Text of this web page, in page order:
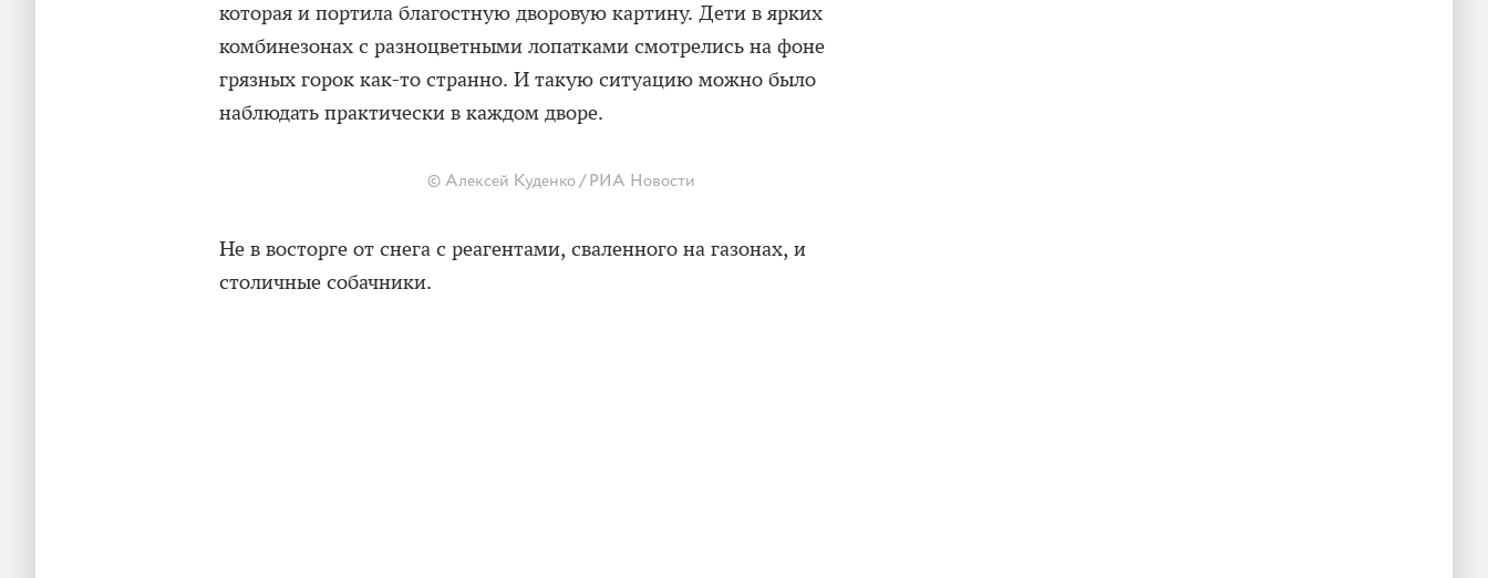
которая и портила благостную дворовую картину. Дети в ярких
комбинезонах с разноцветными лопатками смотрелись на фоне
грязных горок как-то странно. И такую ситуацию можно было
наблюдать практически в каждом дворе.
© Алексей Куденко / РИА Новости
Не в восторге от снега с реагентами, сваленного на газонах, и
столичные собачники.